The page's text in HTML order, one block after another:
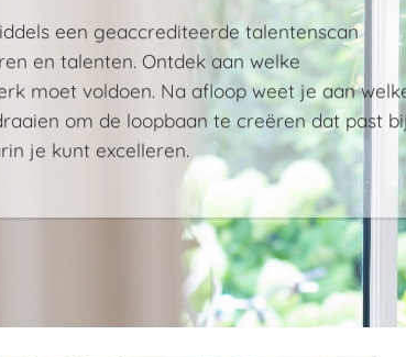
een geaccrediteerde talentenscan
en talenten. Ontdek aan welke
moet voldoen. Na afloop weet je aan
om de loopbaan te creëren dat past
je kunt excelleren.